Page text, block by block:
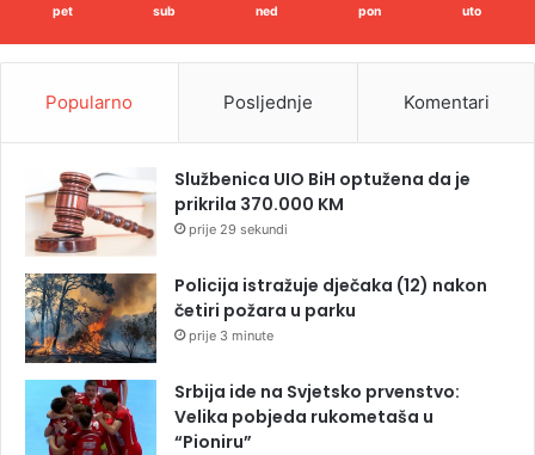
pet sub ned pon uto
Popularno Posljednje Komentari
Službenica UIO BiH optužena da je
prikrila 370.000 KM
prije 29 sekundi
Policija istražuje dječaka (12) nakon
četiri požara u parku
prije 3 minute
Srbija ide na Svjetsko prvenstvo:
Velika pobjeda rukometaša u
“Pioniru”